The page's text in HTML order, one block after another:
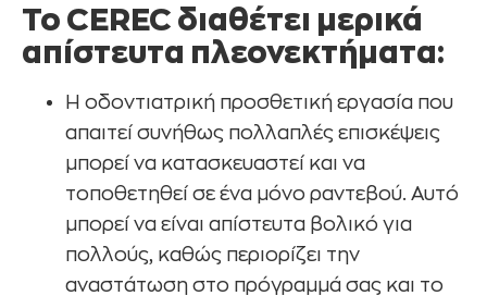
Το CEREC διαθέτει μερικά
απίστευτα πλεονεκτήματα:
Η οδοντιατρική προσθετική εργασία που
απαιτεί συνήθως πολλαπλές επισκέψεις
μπορεί να κατασκευαστεί και να
τοποθετηθεί σε ένα μόνο ραντεβού. Αυτό
μπορεί να είναι απίστευτα βολικό για
πολλούς, καθώς περιορίζει την
αναστάτωση στο πρόγραμμά σας και το